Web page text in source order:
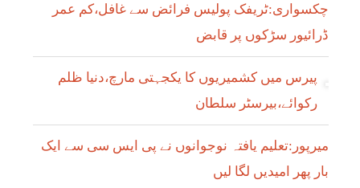
چکسواری:ٹریفک پولیس فرائض سے غافل،کم عمر
ڈرائیور سڑکوں پر قابض
پیرس میں کشمیریوں کا یکجہتی مارچ،دنیا ظلم
رکوائے،بیرسٹر سلطان
میرپور:تعلیم یافتہ نوجوانوں نے پی ایس سی سے ایک
بار پھر امیدیں لگا لیں